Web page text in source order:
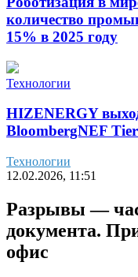
количество
15% в 2025 году
Технологии
HIZENERGY
BloombergNEF
Технологии
12.02.2026, 11:51
Разрывы —
документа.
офис